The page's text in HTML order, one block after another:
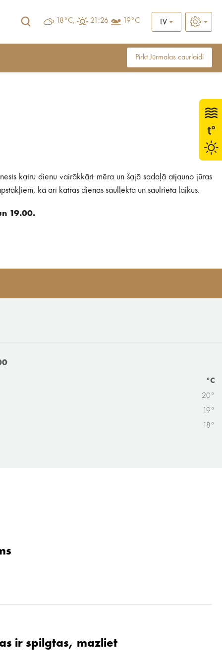
18°C, 21:26 19°C LV
Pirkt Jūrmalas caurlaidi
katru dienu vairākkārt mēra un šajā sadaļā atjauno jūras
kā arī katras dienas saullēkta un saulrieta laikus.
19.00.
°C
20°
19°
18°
ir spilgtas, mazliet